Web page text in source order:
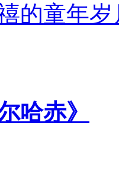
的童年岁
哈赤》